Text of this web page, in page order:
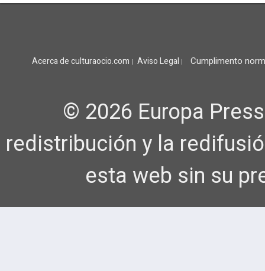
Acerca de culturaocio.com | Aviso Legal | Cumplimento
© 2026 Europa
redistribución y la
esta web sin su